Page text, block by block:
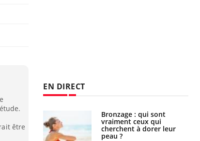
être
EN DIRECT
horaires Bronzage : qui sont
vraiment ceux qui
cherchent à dorer leur
peau ?